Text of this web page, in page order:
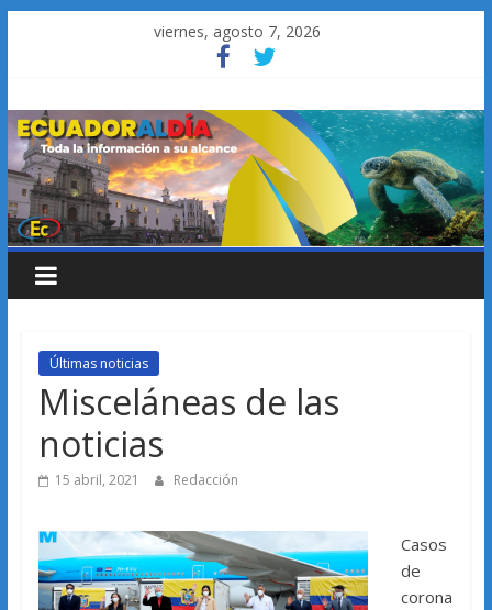
viernes, agosto 7, 2026
Últimas noticias
Misceláneas de las
noticias
15 abril, 2021 Redacción
Casos
de
corona